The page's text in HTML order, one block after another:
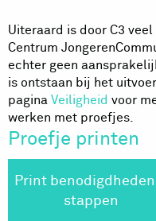
Uiteraard is door C3
Centrum
echter geen
is ontstaan bij het
pagina Veiligheid voor
werken met proefjes.
Proefje printen
Print
stappen